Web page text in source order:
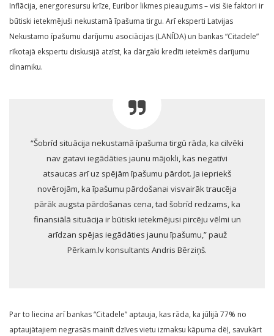
Inflācija, energoresursu krīze, Euribor likmes pieaugums – visi šie faktori ir
būtiski ietekmējuši nekustamā īpašuma tirgu. Arī eksperti Latvijas
Nekustamo īpašumu darījumu asociācijas (LANĪDA) un bankas “Citadele”
rīkotajā ekspertu diskusijā atzīst, ka dārgāki kredīti ietekmēs darījumu
dinamiku.
“Šobrīd situācija nekustamā īpašuma tirgū rāda, ka cilvēki
nav gatavi iegādāties jaunu mājokli, kas negatīvi
atsaucas arī uz spējām īpašumu pārdot. Ja iepriekš
novērojām, ka īpašumu pārdošanai visvairāk traucēja
pārāk augsta pārdošanas cena, tad šobrīd redzams, ka
finansiālā situācija ir būtiski ietekmējusi pircēju vēlmi un
arīdzan spējas iegādāties jaunu īpašumu,” pauž
Pērkam.lv konsultants Andris Bērziņš.
Par to liecina arī bankas “Citadele” aptauja, kas rāda, ka jūlijā 77% no
aptaujātajiem negrasās mainīt dzīves vietu izmaksu kāpuma dēļ, savukārt